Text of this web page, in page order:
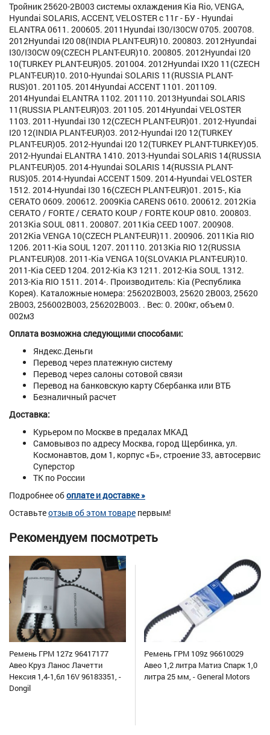
Тройник 25620-2B003 системы охлаждения Kia Rio, VENGA,
Hyundai SOLARIS, ACCENT, VELOSTER с 11г - БУ - Hyundai
ELANTRA 0611. 200605. 2011Hyundai I30/I30CW 0705. 200708.
2012Hyundai I20 08(INDIA PLANT-EUR)10. 200803. 2012Hyundai
I30/I30CW 09(CZECH PLANT-EUR)10. 200805. 2012Hyundai I20
10(TURKEY PLANT-EUR)05. 201004. 2012Hyundai IX20 11(CZECH
PLANT-EUR)10. 2010-Hyundai SOLARIS 11(RUSSIA PLANT-
RUS)01. 201105. 2014Hyundai ACCENT 1101. 201109.
2014Hyundai ELANTRA 1102. 201110. 2013Hyundai SOLARIS
11(RUSSIA PLANT-EUR)03. 201105. 2014Hyundai VELOSTER
1103. 2011-Hyundai I30 12(CZECH PLANT-EUR)01. 2012-Hyundai
I20 12(INDIA PLANT-EUR)03. 2012-Hyundai I20 12(TURKEY
PLANT-EUR)05. 2012-Hyundai I20 12(TURKEY PLANT-TURKEY)05.
2012-Hyundai ELANTRA 1410. 2013-Hyundai SOLARIS 14(RUSSIA
PLANT-EUR)05. 2014-Hyundai SOLARIS 14(RUSSIA PLANT-
RUS)05. 2014-Hyundai ACCENT 1509. 2014-Hyundai VELOSTER
1512. 2014-Hyundai I30 16(CZECH PLANT-EUR)01. 2015-, Kia
CERATO 0609. 200612. 2009Kia CARENS 0610. 200612. 2012Kia
CERATO / FORTE / CERATO KOUP / FORTE KOUP 0810. 200803.
2013Kia SOUL 0811. 200807. 2011Kia CEED 1007. 200908.
2012Kia VENGA 10(CZECH PLANT-EUR)11. 200906. 2011Kia RIO
1206. 2011-Kia SOUL 1207. 201110. 2013Kia RIO 12(RUSSIA
PLANT-EUR)08. 2011-Kia VENGA 10(SLOVAKIA PLANT-EUR)10.
2011-Kia CEED 1204. 2012-Kia K3 1211. 2012-Kia SOUL 1312.
2013-Kia RIO 1511. 2014-. Производитель: Kia (Республика
Корея). Каталожные номера: 256202B003, 25620 2B003, 25620
2B003, 256002B003, 256202B003. . Вес: 0. 200кг, объем 0.
002м3
Оплата возможна следующими способами:
Яндекс.Деньги
Перевод через платежную систему
Перевод через салоны сотовой связи
Перевод на банковскую карту Сбербанка или ВТБ
Безналичный расчет
Доставка:
Курьером по Москве в предалах МКАД
Самовывоз по адресу Москва, город Щербинка, ул.
Космонавтов, дом 1, корпус «Б», строение 33, автосервис
Суперстор
ТК по России
Подробнее обоплате и доставке »
Оставьтеотзыв об этом товаре первым!
Рекомендуем посмотреть
Ремень ГРМ 127z 96417177
Авео Круз Ланос Лачетти
Нексия 1,4-1,6л 16V 96183351, -
Dongil
Ремень ГРМ 109z 96610029
Авео 1,2 литра Матиз Спарк 1,0
литра 25 мм, - General Motors